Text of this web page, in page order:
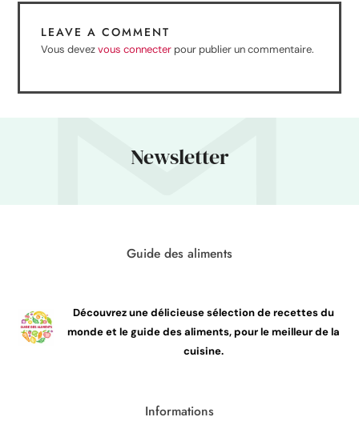
LEAVE A COMMENT
Vous devezvous connecter pour publier un commentaire.
Newsletter
Guide des aliments
Découvrez une délicieuse sélection de recettes du
monde et le guide des aliments, pour le meilleur de la
cuisine.
Informations